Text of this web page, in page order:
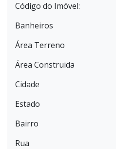
Código do Imóvel:
Banheiros
Área Terreno
Área Construida
Cidade
Estado
Bairro
Rua